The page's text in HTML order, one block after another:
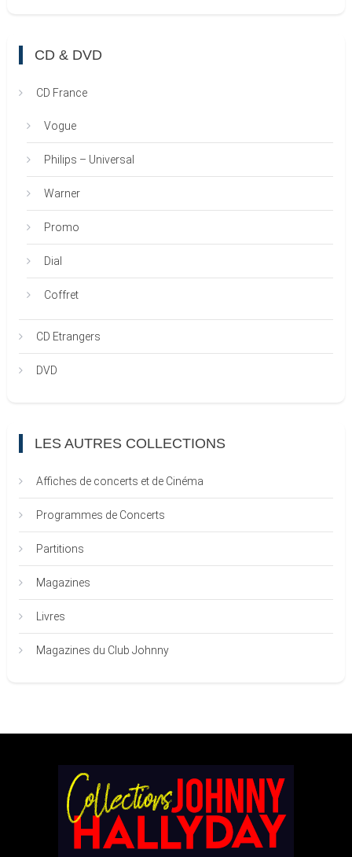
CD & DVD
CD France
Vogue
Philips – Universal
Warner
Promo
Dial
Coffret
CD Etrangers
DVD
LES AUTRES COLLECTIONS
Affiches de concerts et de Cinéma
Programmes de Concerts
Partitions
Magazines
Livres
Magazines du Club Johnny